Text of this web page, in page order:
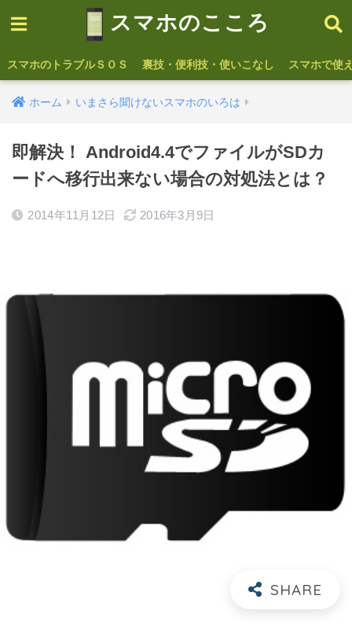
スマホのこころ
スマホのトラブルＳＯＳ 裏技・便利技・使いこなし スマホで使
ホーム いまさら聞けないスマホのいろは
即解決！ Android4.4でファイルがSDカ
ードへ移行出来ない場合の対処法とは？
2014年11月12日 2016年3月9日